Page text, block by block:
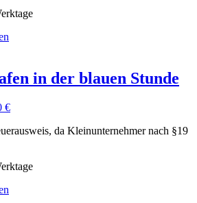
in der blauen Stunde
€
da Kleinunternehmer nach §19